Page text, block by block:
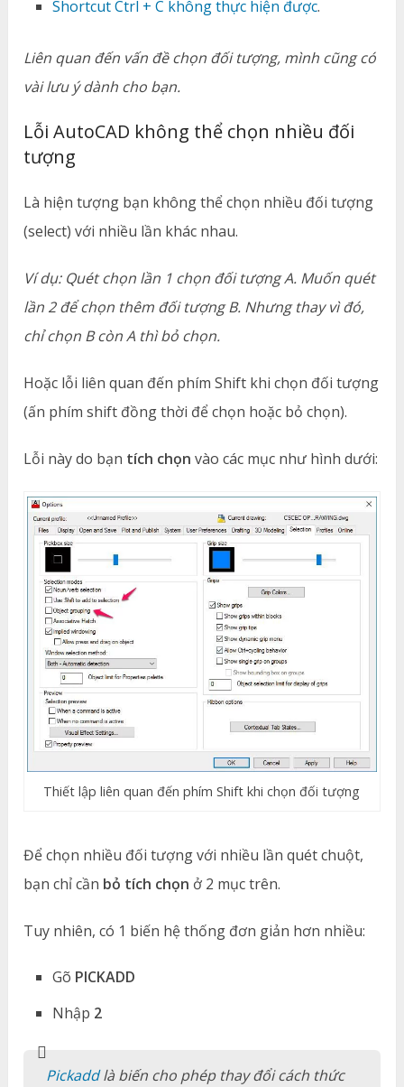
Shortcut Ctrl + C không thực hiện được.
Liên quan đến vấn đề chọn đối tượng, mình cũng có
vài lưu ý dành cho bạn.
Lỗi AutoCAD không thể chọn nhiều đối
tượng
Là hiện tượng bạn không thể chọn nhiều đối tượng
(select) với nhiều lần khác nhau.
Ví dụ: Quét chọn lần 1 chọn đối tượng A. Muốn quét
lần 2 để chọn thêm đối tượng B. Nhưng thay vì đó,
chỉ chọn B còn A thì bỏ chọn.
Hoặc lỗi liên quan đến phím Shift khi chọn đối tượng
(ấn phím shift đồng thời để chọn hoặc bỏ chọn).
Lỗi này do bạn tích chọn vào các mục như hình dưới:
Thiết lập liên quan đến phím Shift khi chọn đối tượng
Để chọn nhiều đối tượng với nhiều lần quét chuột,
bạn chỉ cần bỏ tích chọn ở 2 mục trên.
Tuy nhiên, có 1 biến hệ thống đơn giản hơn nhiều:
Gõ PICKADD
Nhập 2
Pickaddlà biến cho phép thay đổi cách thức